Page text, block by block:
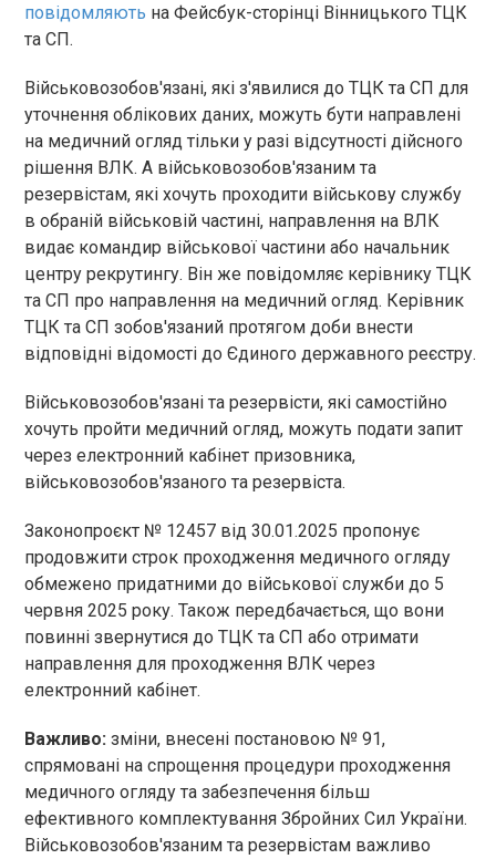
повідомляють на Фейсбук-сторінці Вінницького ТЦК
та СП.
Військовозобов'язані, які з'явилися до ТЦК та СП для
уточнення облікових даних, можуть бути направлені
на медичний огляд тільки у разі відсутності дійсного
рішення ВЛК. А військовозобов'язаним та
резервістам, які хочуть проходити військову службу
в обраній військовій частині, направлення на ВЛК
видає командир військової частини або начальник
центру рекрутингу. Він же повідомляє керівнику ТЦК
та СП про направлення на медичний огляд. Керівник
ТЦК та СП зобов'язаний протягом доби внести
відповідні відомості до Єдиного державного реєстру.
Військовозобов'язані та резервісти, які самостійно
хочуть пройти медичний огляд, можуть подати запит
через електронний кабінет призовника,
військовозобов'язаного та резервіста.
Законопроєкт № 12457 від 30.01.2025 пропонує
продовжити строк проходження медичного огляду
обмежено придатними до військової служби до 5
червня 2025 року. Також передбачається, що вони
повинні звернутися до ТЦК та СП або отримати
направлення для проходження ВЛК через
електронний кабінет.
Важливо: зміни, внесені постановою № 91,
спрямовані на спрощення процедури проходження
медичного огляду та забезпечення більш
ефективного комплектування Збройних Сил України.
Військовозобов'язаним та резервістам важливо